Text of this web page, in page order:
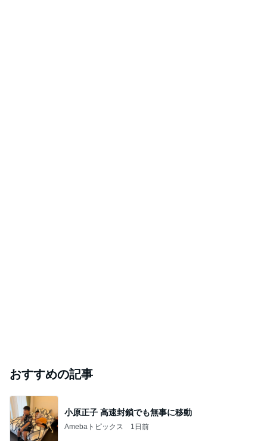
おすすめの記事
小原正子 高速封鎖でも無事に移動
Amebaトピックス 1日前